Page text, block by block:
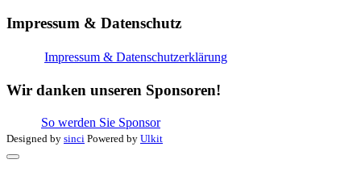
Impressum & Datenschutz
Impressum & Datenschutzerklärung
Wir danken unseren Sponsoren!
So werden Sie Sponsor
Designed by sinci Powered by Ulkit